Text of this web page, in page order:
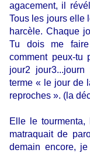
agacement, il
Tous les jours elle
harcèle. Chaque
Tu dois me faire
comment peux-tu
jour2
terme « le jour de
reproches ». (la
Elle le tourmenta,
matraquait de
demain encore,